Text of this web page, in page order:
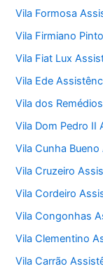
Vila Formosa
Vila Firmiano
Vila Fiat Lux
Vila Ede
Vila dos
Vila Dom Pedro II
Vila Cunha
Vila Cruzeiro
Vila Cordeiro
Vila Congonhas
Vila Clementino
Vila Carrão